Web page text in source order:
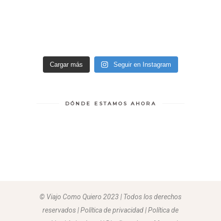
Cargar más Seguir en Instagram
DÓNDE ESTAMOS AHORA
© Viajo Como Quiero 2023 | Todos los derechos
reservados | Política de privacidad | Política de